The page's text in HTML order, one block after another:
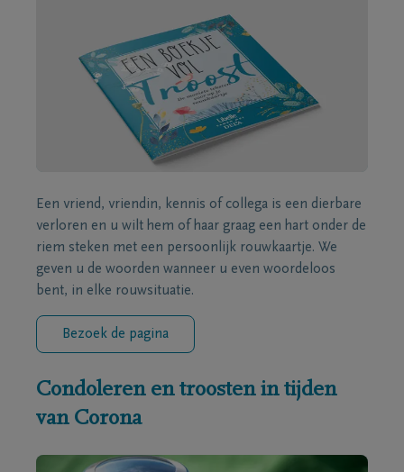
Een vriend, vriendin, kennis of collega is een dierbare
verloren en u wilt hem of haar graag een hart onder de
riem steken met een persoonlijk rouwkaartje. We
geven u de woorden wanneer u even woordeloos
bent, in elke rouwsituatie.
Bezoek de pagina
Condoleren en troosten in tijden
van Corona